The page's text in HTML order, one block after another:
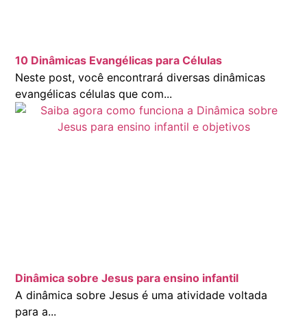
10 Dinâmicas Evangélicas para Células
Neste post, você encontrará diversas dinâmicas
evangélicas células que com...
Dinâmica sobre Jesus para ensino infantil
A dinâmica sobre Jesus é uma atividade voltada
para a...